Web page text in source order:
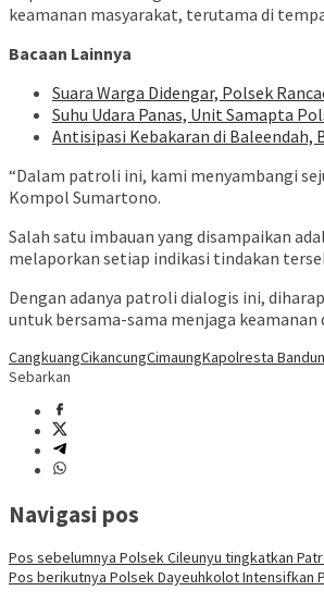
keamanan masyarakat, terutama di
Bacaan Lainnya
Suara Warga Didengar, Polsek
Suhu Udara Panas, Unit Samapta
Antisipasi Kebakaran di Baleendah,
“Dalam patroli ini, kami menyambangi
Kompol Sumartono.
Salah satu imbauan yang disampaikan
melaporkan setiap indikasi tindakan
Dengan adanya patroli dialogis ini,
untuk bersama-sama menjaga
CangkuangCikancungCimaungKapolresta
Sebarkan
Navigasi pos
Pos sebelumnya Polsek Cileunyu tingkatkan
Pos berikutnya Polsek Dayeuhkolot Intensifkan